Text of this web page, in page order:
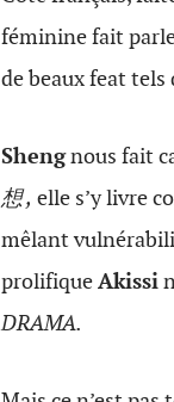
féminine fait
de beaux feat tels
Shengnous fait
想 , elle s’y livre
mêlant
prolifiqueAkissi
DRAMA.